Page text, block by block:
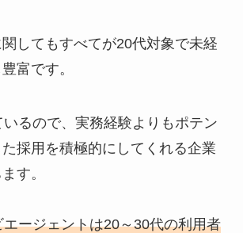
してもすべてが20代対象で未経
富です。
るので、実務経験よりもポテン
採用を積極的にしてくれる企業
す。
エージェントは20～30代の利用者